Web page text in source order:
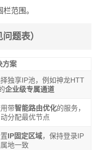
范围。
题表）
方案
独享IP池，例如神龙HTT
企业级专属通道
带智能路由优化的服务，
动分配最优节点
IP固定区域，保持登录IP
地一致